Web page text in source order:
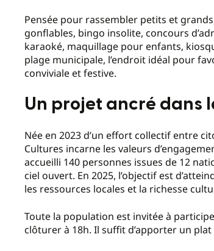
Pensée pour rassembler petits et
gonflables, bingo insolite, concours
karaoké, maquillage pour enfants,
plage municipale, l’endroit idéal pour
conviviale et festive.
Un projet ancré dans
Née en 2023 d’un effort collectif entre
Cultures incarne les valeurs
accueilli 140 personnes issues de 12
ciel ouvert. En 2025, l’objectif est
les ressources locales et la richesse
Toute la population est invitée à
clôturer à 18h. Il suffit d’apporter un